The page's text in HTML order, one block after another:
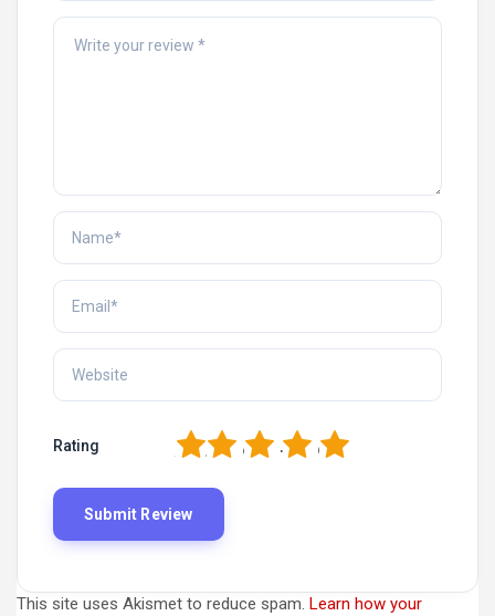
Rating 5
4
3
2
This site uses Akismet to reduce spam. Learn how your